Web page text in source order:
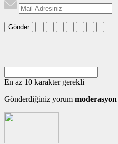
Gönder
En az 10 karakter gerekli
Gönderdiğiniz yorum moderasyon